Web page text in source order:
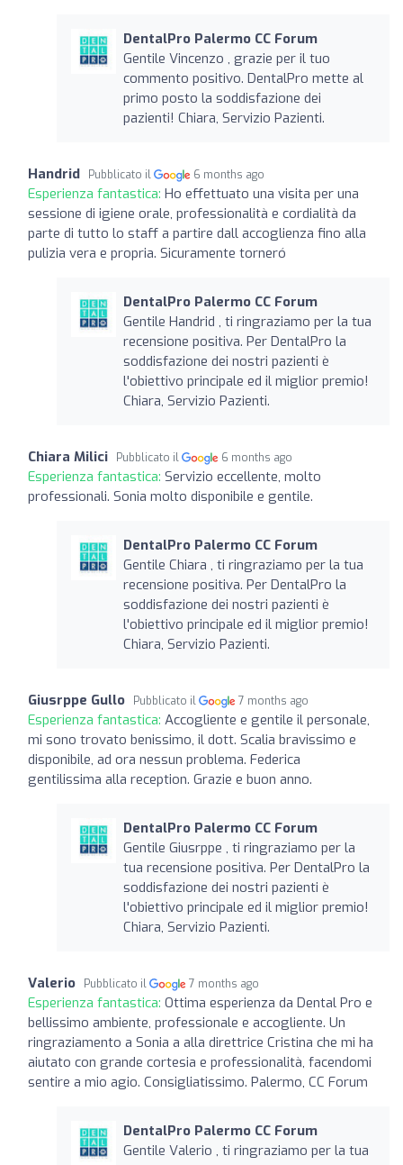
DentalPro Palermo CC Forum
Gentile Vincenzo , grazie per il tuo
commento positivo. DentalPro mette al
primo posto la soddisfazione dei
pazienti! Chiara, Servizio Pazienti.
Handrid Pubblicato il 6 months ago
Esperienza fantastica: Ho effettuato una visita per una
sessione di igiene orale, professionalità e cordialità da
parte di tutto lo staff a partire dall accoglienza fino alla
pulizia vera e propria. Sicuramente torneró
DentalPro Palermo CC Forum
Gentile Handrid , ti ringraziamo per la tua
recensione positiva. Per DentalPro la
soddisfazione dei nostri pazienti è
l'obiettivo principale ed il miglior premio!
Chiara, Servizio Pazienti.
Chiara Milici Pubblicato il 6 months ago
Esperienza fantastica: Servizio eccellente, molto
professionali. Sonia molto disponibile e gentile.
DentalPro Palermo CC Forum
Gentile Chiara , ti ringraziamo per la tua
recensione positiva. Per DentalPro la
soddisfazione dei nostri pazienti è
l'obiettivo principale ed il miglior premio!
Chiara, Servizio Pazienti.
Giusrppe Gullo Pubblicato il 7 months ago
Esperienza fantastica: Accogliente e gentile il personale,
mi sono trovato benissimo, il dott. Scalia bravissimo e
disponibile, ad ora nessun problema. Federica
gentilissima alla reception. Grazie e buon anno.
DentalPro Palermo CC Forum
Gentile Giusrppe , ti ringraziamo per la
tua recensione positiva. Per DentalPro la
soddisfazione dei nostri pazienti è
l'obiettivo principale ed il miglior premio!
Chiara, Servizio Pazienti.
Valerio Pubblicato il 7 months ago
Esperienza fantastica: Ottima esperienza da Dental Pro e
bellissimo ambiente, professionale e accogliente. Un
ringraziamento a Sonia a alla direttrice Cristina che mi ha
aiutato con grande cortesia e professionalità, facendomi
sentire a mio agio. Consigliatissimo. Palermo, CC Forum
DentalPro Palermo CC Forum
Gentile Valerio , ti ringraziamo per la tua